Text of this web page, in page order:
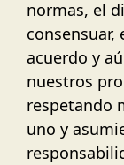
normas, el
acuerdo y
nuestros
respetando
uno y